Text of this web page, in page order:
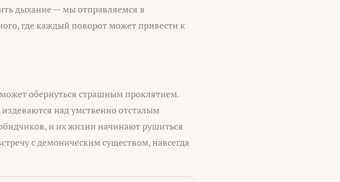
дыхание — мы отправляемся в
где каждый поворот может привести к
обернуться страшным проклятием.
над умственно отсталым
и их жизни начинают рушиться
с демоническим существом, навсегда